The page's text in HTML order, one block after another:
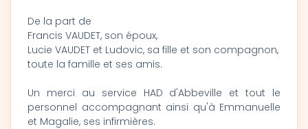
De la part de
Francis VAUDET, son époux,
Lucie VAUDET et Ludovic, sa fille et son compagnon,
toute la famille et ses amis.
Un merci au service HAD d'Abbeville et tout le
personnel accompagnant ainsi qu'à Emmanuelle
et Magalie, ses infirmières.